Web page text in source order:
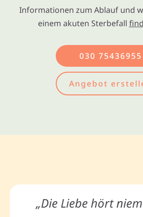
Informationen zum Ablauf und
einem akuten Sterbefall
030 75436955
Angebot
„Die Liebe hört